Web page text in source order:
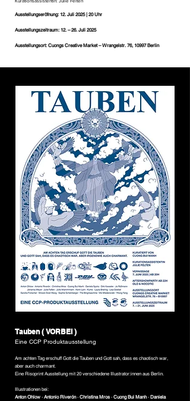
Ausstellungseröfnung: 12. Juli 2025 | 20 Uhr
Ausstellungszeitraum: 12. – 26. Juli 2025
Ausstellungsort: Cuongs Creative Market – Wrangelstr. 76, 10997 Berlin
Tauben ( VORBEI )
Eine CCP Produktausstellung
Am achten Tag erschuff Gott die Tauben und Gott sah, dass es chaotisch war,
aber auch charmant.
Eine Risoprint Ausstellung mit 20 verschiedene Illustrator:innen aus Berlin.
Illustrationen bei:
Anton Ohlow · Antonio Riverón · Christina Mros · Cuong Bui Manh · Daniela